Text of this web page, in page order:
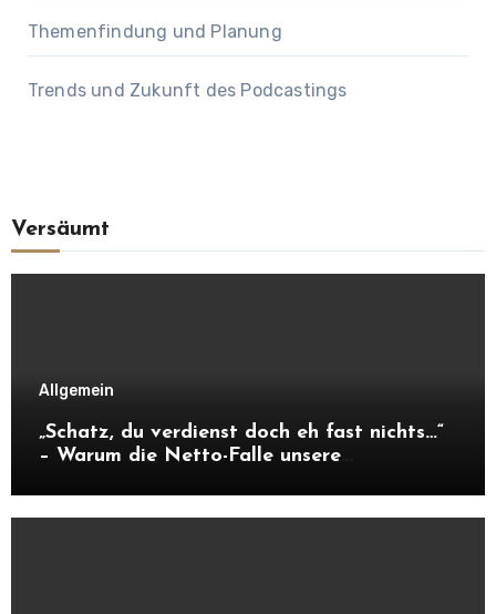
Themenfindung und Planung
Trends und Zukunft des Podcastings
Versäumt
Allgemein
„Schatz, du verdienst doch eh fast nichts…“
– Warum die Netto-Falle unsere